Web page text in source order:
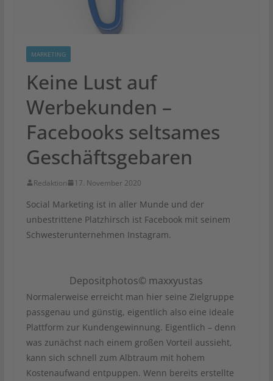
MARKETING
Keine Lust auf
Werbekunden –
Facebooks seltsames
Geschäftsgebaren
Redaktion 17. November 2020
Social Marketing ist in aller Munde und der
unbestrittene Platzhirsch ist Facebook mit seinem
Schwesterunternehmen Instagram.
Depositphotos© maxxyustas
Normalerweise erreicht man hier seine Zielgruppe
passgenau und günstig, eigentlich also eine ideale
Plattform zur Kundengewinnung. Eigentlich – denn
was zunächst nach einem großen Vorteil aussieht,
kann sich schnell zum Albtraum mit hohem
Kostenaufwand entpuppen. Wenn bereits erstellte